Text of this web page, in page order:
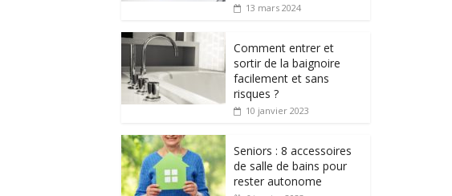
13 mars 2024
Comment entrer et
sortir de la baignoire
facilement et sans
risques ?
10 janvier 2023
Seniors : 8 accessoires
de salle de bains pour
rester autonome